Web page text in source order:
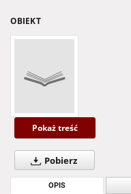
OBIEKT
Pokaż treść
Pobierz
OPIS